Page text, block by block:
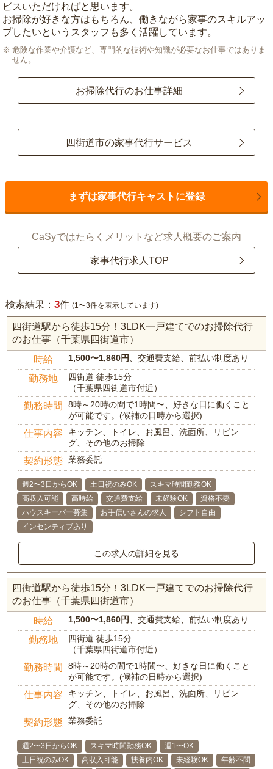
ビスいただければと思います。
お掃除が好きな方はもちろん、働きながら家事のスキルアッ
プしたいというスタッフも多く活躍しています。
危険な作業や介護など、専門的な技術や知識が必要なお仕事ではありま
せん。
お掃除代行のお仕事詳細
四街道市の家事代行サービス
まずは家事代行キャストに登録
CaSyではたらくメリットなど求人概要のご案内
家事代行求人TOP
検索結果： 3件 (1〜3件を表示しています)
四街道駅から徒歩15分！3LDK一戸建てでのお掃除代行
のお仕事（千葉県四街道市）
時給 1,500〜1,860円、交通費支給、前払い制度あり
勤務地
四街道 徒歩15分
（千葉県四街道市付近）
勤務時間
8時～20時の間で1時間〜、好きな日に働くこと
が可能です。(候補の日時から選択)
仕事内容
キッチン、トイレ、お風呂、洗面所、リビン
グ、その他のお掃除
契約形態 業務委託
週2〜3日からOK 土日祝のみOK
スキマ時間勤務OK
高収入可能
高時給 交通費支給 未経験OK
資格不要
ハウスキーパー募集
お手伝いさんの求人
シフト自由
インセンティブあり
この求人の詳細を見る
四街道駅から徒歩15分！3LDK一戸建てでのお掃除代行
のお仕事（千葉県四街道市）
時給 1,500〜1,860円、交通費支給、前払い制度あり
勤務地
四街道 徒歩15分
（千葉県四街道市付近）
勤務時間
8時～20時の間で1時間〜、好きな日に働くこと
が可能です。(候補の日時から選択)
仕事内容
キッチン、トイレ、お風呂、洗面所、リビン
グ、その他のお掃除
契約形態 業務委託
週2〜3日からOK スキマ時間勤務OK
週1〜OK
土日祝のみOK
高収入可能 扶養内OK 未経験OK
年齢不問